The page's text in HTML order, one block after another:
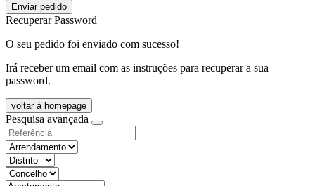
Enviar pedido
Recuperar Password
O seu pedido foi enviado com sucesso!
Irá receber um email com as instruções para recuperar a sua
password.
voltar à homepage
Pesquisa avançada